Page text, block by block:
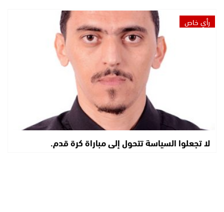
رأي خاص
لا تجعلوا السياسة تتحول إلى مباراة كرة قدم.